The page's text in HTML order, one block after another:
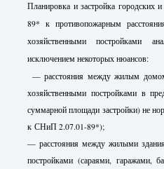
Планировка и застройка городских и
89* к противопожарным
хозяйственными постройками
исключением некоторых нюансов:
— расстояния между жилым
хозяйственными постройками в
суммарной площади застройки) не
к СНиП 2.07.01-89*);
— расстояния между жилыми
постройками (сараями, гаражами,